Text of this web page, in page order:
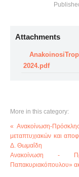
Attachments
2024.pdf
More in this category:
« Ανακοίνωση-
μεταπτυχιακών και
Δ. Θωμαΐδη
Ανακοίνωση -
Παπακυριακόπουλου»